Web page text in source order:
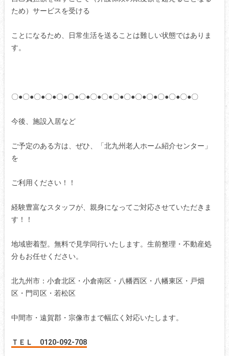
ため）サービスを受ける
ことになるため、日常生活を送ることは難しい状態ではありま
す。
〇●〇●〇●〇●〇●〇●〇●〇●〇●〇●〇●〇●〇●〇●〇●〇●〇
今後、施設入居など
ご予定のある方は、ぜひ、「北九州老人ホーム紹介センター」
を
ご利用ください！！
経験豊富なスタッフが、親身になってご対応させていただきま
す！！
地域密着型。無料で見学同行いたします。生前整理・不動産処
分もお任せください。
北九州市：小倉北区・小倉南区・八幡西区・八幡東区・戸畑
区・門司区・若松区
中間市・遠賀郡・宗像市まで幅広く対応いたします。
ＴＥＬ 0120-092-708